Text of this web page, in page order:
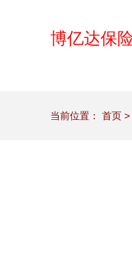
博亿达保
当前位置： 首页 >